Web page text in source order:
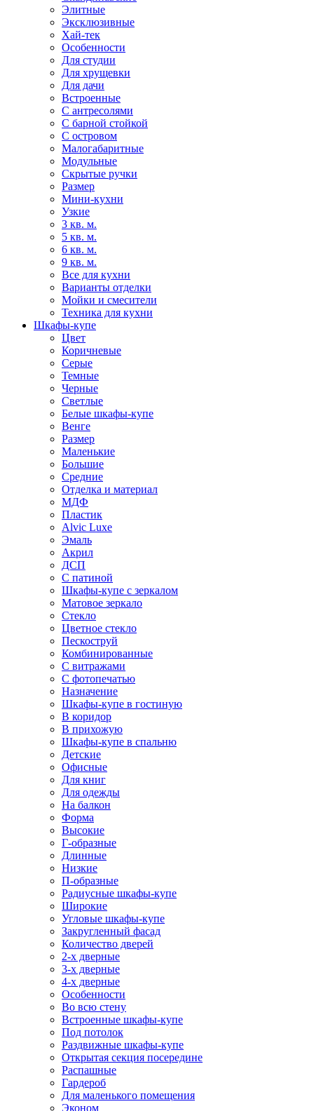
Элитные
Эксклюзивные
Хай-тек
Особенности
Для студии
Для хрущевки
Для дачи
Встроенные
С антресолями
С барной стойкой
С островом
Малогабаритные
Модульные
Скрытые ручки
Размер
Мини-кухни
Узкие
3 кв. м.
5 кв. м.
6 кв. м.
9 кв. м.
Все для кухни
Варианты отделки
Мойки и смесители
Техника для кухни
Шкафы-купе
Цвет
Коричневые
Серые
Темные
Черные
Светлые
Белые шкафы-купе
Венге
Размер
Маленькие
Большие
Средние
Отделка и материал
МДФ
Пластик
Alvic Luxe
Эмаль
Акрил
ДСП
С патиной
Шкафы-купе с зеркалом
Матовое зеркало
Стекло
Цветное стекло
Пескоструй
Комбинированные
С витражами
С фотопечатью
Назначение
Шкафы-купе в гостиную
В коридор
В прихожую
Шкафы-купе в спальню
Детские
Офисные
Для книг
Для одежды
На балкон
Форма
Высокие
Г-образные
Длинные
Низкие
П-образные
Радиусные шкафы-купе
Широкие
Угловые шкафы-купе
Закругленный фасад
Количество дверей
2-х дверные
3-х дверные
4-х дверные
Особенности
Во всю стену
Встроенные шкафы-купе
Под потолок
Раздвижные шкафы-купе
Открытая секция посередине
Распашные
Гардероб
Для маленького помещения
Эконом